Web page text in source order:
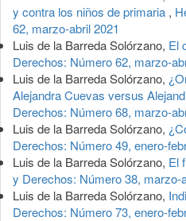
y contra los niños de primaria ,
62, marzo-abril 2021
Luis de la Barreda Solórzano, El
Derechos: Número 62, marzo-
Luis de la Barreda Solórzano,
Alejandra Cuevas versus
Derechos: Número 68, marzo-
Luis de la Barreda Solórzano,
Derechos: Número 49, enero-
Luis de la Barreda Solórzano, El
y Derechos: Número 38, marzo-
Luis de la Barreda Solórzano,
Derechos: Número 73, enero-